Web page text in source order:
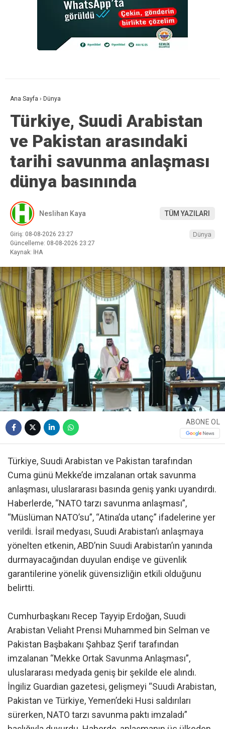
Ana Sayfa › Dünya
Türkiye, Suudi Arabistan
ve Pakistan arasındaki
tarihi savunma anlaşması
dünya basınında
Neslihan Kaya TÜM YAZILARI
Giriş: 08-08-2026 23:27
Güncelleme: 08-08-2026 23:27
Kaynak: İHA
Dünya
ABONE OL
Türkiye, Suudi Arabistan ve Pakistan tarafından
Cuma günü Mekke’de imzalanan ortak savunma
anlaşması, uluslararası basında geniş yankı uyandırdı.
Haberlerde, “NATO tarzı savunma anlaşması”,
“Müslüman NATO’su”, “Atina’da utanç” ifadelerine yer
verildi. İsrail medyası, Suudi Arabistan’ı anlaşmaya
yönelten etkenin, ABD’nin Suudi Arabistan’ın yanında
durmayacağından duyulan endişe ve güvenlik
garantilerine yönelik güvensizliğin etkili olduğunu
belirtti.
Cumhurbaşkanı Recep Tayyip Erdoğan, Suudi
Arabistan Veliaht Prensi Muhammed bin Selman ve
Pakistan Başbakanı Şahbaz Şerif tarafından
imzalanan “Mekke Ortak Savunma Anlaşması”,
uluslararası medyada geniş bir şekilde ele alındı.
İngiliz Guardian gazetesi, gelişmeyi “Suudi Arabistan,
Pakistan ve Türkiye, Yemen’deki Husi saldırıları
sürerken, NATO tarzı savunma paktı imzaladı”